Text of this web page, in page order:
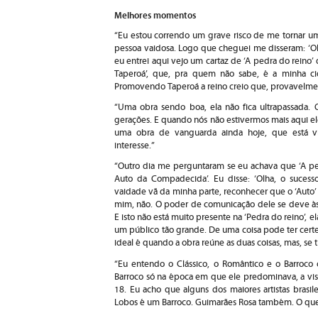
Melhores momentos
“Eu estou correndo um grave risco de me tornar
pessoa vaidosa. Logo que cheguei me disseram:
eu entrei aqui vejo um cartaz de ‘A pedra do
Taperoá’, que, pra quem não sabe, é a minha
Promovendo Taperoá a reino creio que,
“Uma obra sendo boa, ela não fica ultrapassada.
gerações. E quando nós não estivermos mais aqui
uma obra de vanguarda ainda hoje, que está
interesse.”
“Outro dia me perguntaram se eu achava que ‘A
Auto da Compadecida’. Eu disse: ‘Olha, o
vaidade vã da minha parte, reconhecer que o
mim, não. O poder de comunicação dele se deve
E isto não está muito presente na ‘Pedra do reino’,
um público tão grande. De uma coisa pode ter
ideal é quando a obra reúne as duas coisas, mas,
“Eu entendo o Clássico, o Romântico e o
Barroco só na época em que ele predominava, a
18. Eu acho que alguns dos maiores artistas
Lobos é um Barroco. Guimarães Rosa também. O